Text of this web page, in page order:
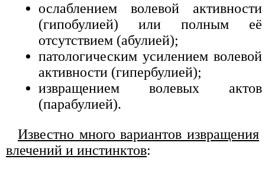
ослаблением волевой активности
(гипобулией) или полным её
отсутствием (абулией);
патологическим усилением волевой
активности (гипербулией);
извращением волевых актов
(парабулией).
Известно много вариантов извращения
влечений и инстинктов: